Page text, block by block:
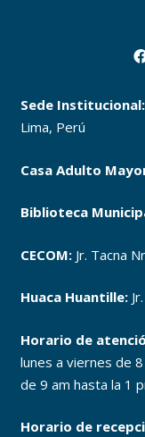
Sede Institucional:
Lima, Perú
Casa Adulto
Biblioteca
CECOM:Jr. Tacna
Huaca Huantille:
Horario de
lunes a viernes de
de 9 am hasta la 1
Horario de